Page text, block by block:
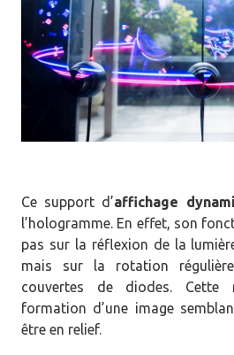
Ce support d’affichage
l’hologramme. En effet, son
pas sur la réflexion de la
mais sur la rotation
couvertes de diodes. Cette
formation d’une image
être en relief.